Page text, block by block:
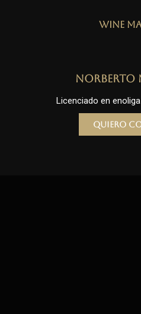
Wine
Norberto
Licenciado en
Quiero